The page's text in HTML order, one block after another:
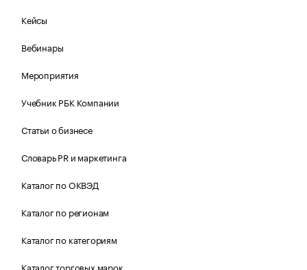
Кейсы
Вебинары
Мероприятия
Учебник РБК Компании
Статьи о бизнесе
Словарь PR и маркетинга
Каталог по ОКВЭД
Каталог по регионам
Каталог по категориям
Каталог торговых марок